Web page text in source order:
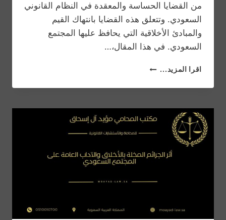
من القضايا الحساسة والمعقدة في النظام القانوني
السعودي. وتتعلق هذه القضايا بانتهاك القيم
والمبادئ الأخلاقية التي يحافظ عليها المجتمع
السعودي. في هذا المقال،…
اقرا المزيد... حقوق
في
الجرائم
المخلة
بالأخلاق
العامة